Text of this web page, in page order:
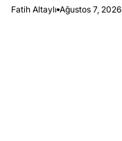
Fatih Altaylı Ağustos 7, 2026